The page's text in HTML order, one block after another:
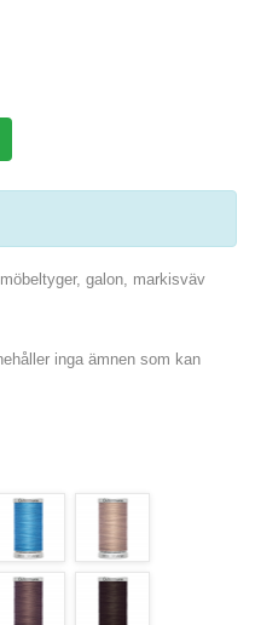
galon, markisväv
inga ämnen som kan